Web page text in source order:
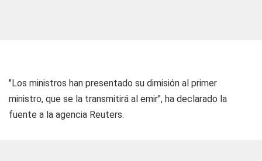
"Los ministros han presentado su dimisión al primer
ministro, que se la transmitirá al emir", ha declarado la
fuente a la agencia Reuters.